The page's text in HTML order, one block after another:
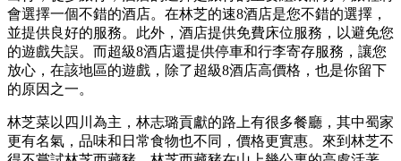
會選擇一個不錯的酒店。在林芝的速8酒店是您不錯的選擇，
並提供良好的服務。此外，酒店提供免費床位服務，以避免您
的遊戲失誤。而超級8酒店還提供停車和行李寄存服務，讓您
放心，在該地區的遊戲，除了超級8酒店高價格，也是你留下
的原因之一。
林芝菜以四川為主，林志璐貢獻的路上有很多餐廳，其中蜀家
更有名氣，品味和日常食物也不同，價格更實惠。來到林芝不